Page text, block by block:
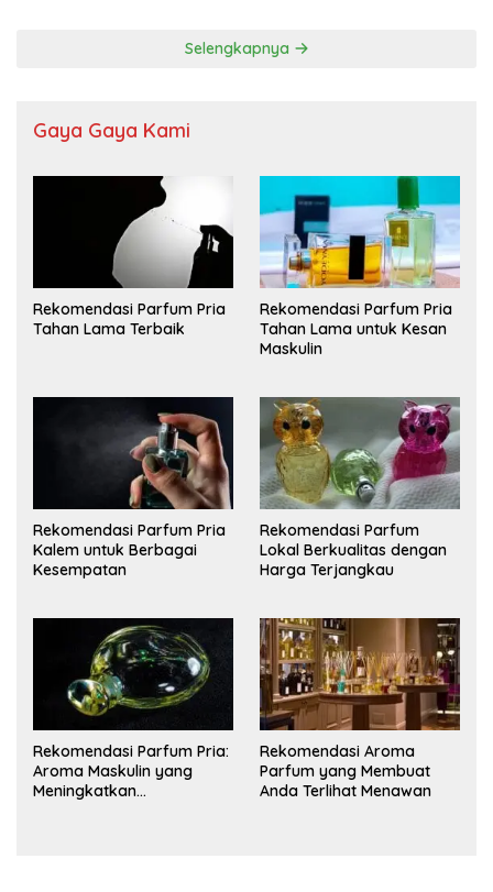
Selengkapnya
Gaya Gaya Kami
Rekomendasi Parfum Pria
Tahan Lama Terbaik
Rekomendasi Parfum Pria
Tahan Lama untuk Kesan
Maskulin
Rekomendasi Parfum Pria
Kalem untuk Berbagai
Kesempatan
Rekomendasi Parfum
Lokal Berkualitas dengan
Harga Terjangkau
Rekomendasi Parfum Pria:
Aroma Maskulin yang
Meningkatkan
Rekomendasi Aroma
Parfum yang Membuat
Anda Terlihat Menawan